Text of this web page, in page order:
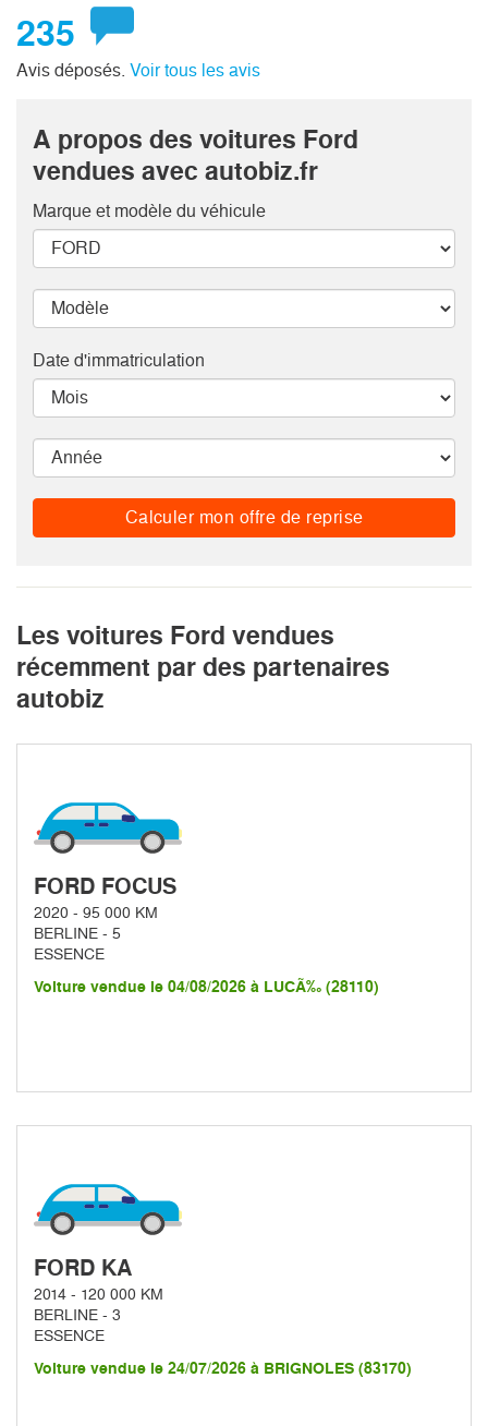
235
Avis déposés. Voir tous les avis
A propos des voitures Ford
vendues avec autobiz.fr
Marque et modèle du véhicule
Date d'immatriculation
Calculer mon offre de reprise
Les voitures Ford vendues
récemment par des partenaires
autobiz
FORD FOCUS
2020 - 95 000 KM
BERLINE - 5
ESSENCE
Voiture vendue le 04/08/2026 à LUCÃ‰ (28110)
FORD KA
2014 - 120 000 KM
BERLINE - 3
ESSENCE
Voiture vendue le 24/07/2026 à BRIGNOLES (83170)